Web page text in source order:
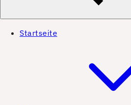
Startseite